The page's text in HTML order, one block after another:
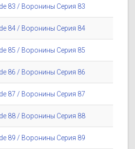
83 / Воронины Серия 83
84 / Воронины Серия 84
85 / Воронины Серия 85
86 / Воронины Серия 86
87 / Воронины Серия 87
88 / Воронины Серия 88
89 / Воронины Серия 89